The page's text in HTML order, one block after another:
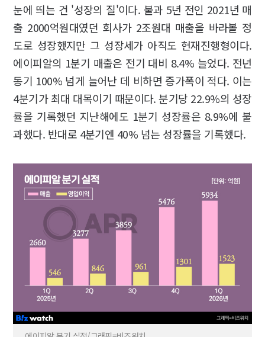
눈에 띄는 건 '성장의 질'이다. 불과 5년 전인 2021년 매
출 2000억원대였던 회사가 2조원대 매출을 바라볼 정
도로 성장했지만 그 성장세가 아직도 현재진행형이다.
에이피알의 1분기 매출은 전기 대비 8.4% 늘었다. 전년
동기 100% 넘게 늘어난 데 비하면 증가폭이 적다. 이는
4분기가 최대 대목이기 때문이다. 분기당 22.9%의 성장
률을 기록했던 지난해에도 1분기 성장률은 8.9%에 불
과했다. 반대로 4분기엔 40% 넘는 성장률을 기록했다.